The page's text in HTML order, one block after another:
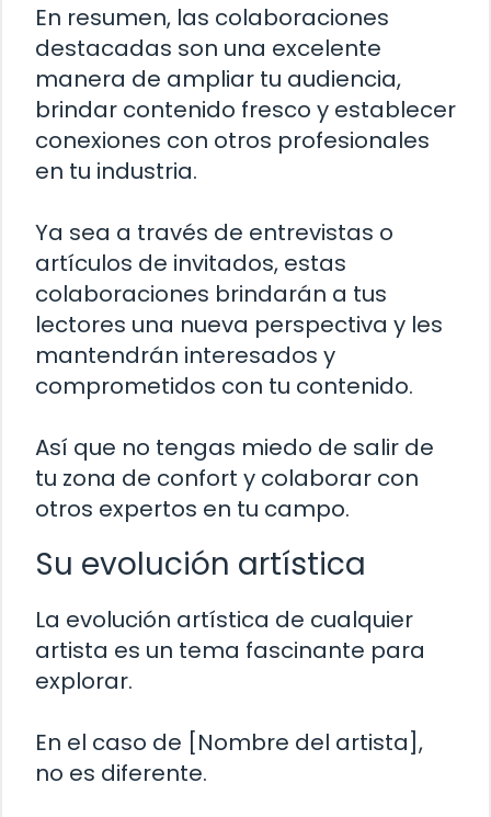
En resumen, las colaboraciones
destacadas son una excelente
manera de ampliar tu audiencia,
brindar contenido fresco y establecer
conexiones con otros profesionales
en tu industria.
Ya sea a través de entrevistas o
artículos de invitados, estas
colaboraciones brindarán a tus
lectores una nueva perspectiva y les
mantendrán interesados y
comprometidos con tu contenido.
Así que no tengas miedo de salir de
tu zona de confort y colaborar con
otros expertos en tu campo.
Su evolución artística
La evolución artística de cualquier
artista es un tema fascinante para
explorar.
En el caso de [Nombre del artista],
no es diferente.